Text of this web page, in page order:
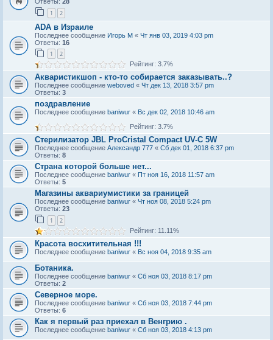
1 2
ADA в Израиле
Последнее сообщение Игорь М « Чт янв 03, 2019 4:03 pm
Ответы: 16
1 2
Рейтинг: 3.7%
Акваристикшоп - кто-то собирается заказывать..?
Последнее сообщение weboved « Чт дек 13, 2018 3:57 pm
Ответы: 3
поздравление
Последнее сообщение baniwur « Вс дек 02, 2018 10:46 am
Рейтинг: 3.7%
Стерилизатор JBL ProCristal Compact UV-C 5W
Последнее сообщение Александр 777 « Сб дек 01, 2018 6:37 pm
Ответы: 8
Страна которой больше нет...
Последнее сообщение baniwur « Пт ноя 16, 2018 11:57 am
Ответы: 5
Магазины аквариумистики за границей
Последнее сообщение baniwur « Чт ноя 08, 2018 5:24 pm
Ответы: 23
1 2
Рейтинг: 11.11%
Красота восхитительная !!!
Последнее сообщение baniwur « Вс ноя 04, 2018 9:35 am
Ботаника.
Последнее сообщение baniwur « Сб ноя 03, 2018 8:17 pm
Ответы: 2
Северное море.
Последнее сообщение baniwur « Сб ноя 03, 2018 7:44 pm
Ответы: 6
Как я первый раз приехал в Венгрию .
Последнее сообщение baniwur « Сб ноя 03, 2018 4:13 pm